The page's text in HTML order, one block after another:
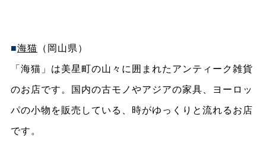
■海猫 （岡山県）
「海猫」は美星町の山々に囲まれたアンティーク雑貨
のお店です。国内の古モノやアジアの家具、ヨーロッ
パの小物を販売している、時がゆっくりと流れるお店
です。